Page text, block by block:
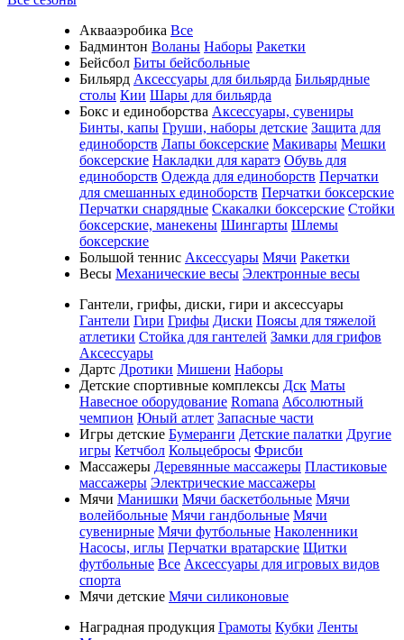
Аквааэробика Все
Бадминтон Воланы Наборы Ракетки
Бейсбол Биты бейсбольные
Бильярд Аксессуары для бильярда Бильярдные
столы Кии Шары для бильярда
Бокс и единоборства Аксессуары, сувениры
Бинты, капы Груши, наборы детские Защита для
единоборств Лапы боксерские Макивары Мешки
боксерские Накладки для каратэ Обувь для
единоборств Одежда для единоборств Перчатки
для смешанных единоборств Перчатки боксерские
Перчатки снарядные Скакалки боксерские Стойки
боксерские, манекены Шингарты Шлемы
боксерские
Большой теннис Аксессуары Мячи Ракетки
Весы Механические весы Электронные весы
Гантели, грифы, диски, гири и аксессуары
Гантели Гири Грифы Диски Поясы для тяжелой
атлетики Стойка для гантелей Замки для грифов
Аксессуары
Дартс Дротики Мишени Наборы
Детские спортивные комплексы Дск Маты
Навесное оборудование Romana Абсолютный
чемпион Юный атлет Запасные части
Игры детские Бумеранги Детские палатки Другие
игры Кетчбол Кольцебросы Фрисби
Массажеры Деревянные массажеры Пластиковые
массажеры Электрические массажеры
Мячи Манишки Мячи баскетбольные Мячи
волейбольные Мячи гандбольные Мячи
сувенирные Мячи футбольные Наколенники
Насосы, иглы Перчатки вратарские Щитки
футбольные Все Аксессуары для игровых видов
спорта
Мячи детские Мячи силиконовые
Наградная продукция Грамоты Кубки Ленты